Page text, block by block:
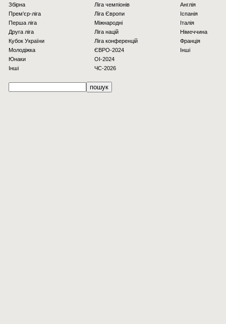
Збірна
Прем'єр-ліга
Перша ліга
Друга ліга
Кубок України
Молодіжка
Юнаки
Інші
Ліга чемпіонів
Ліга Європи
Міжнародні
Ліга націй
Ліга конференцій
ЄВРО-2024
OI-2024
ЧС-2026
Англія
Іспанія
Італія
Німеччина
Франція
Інші